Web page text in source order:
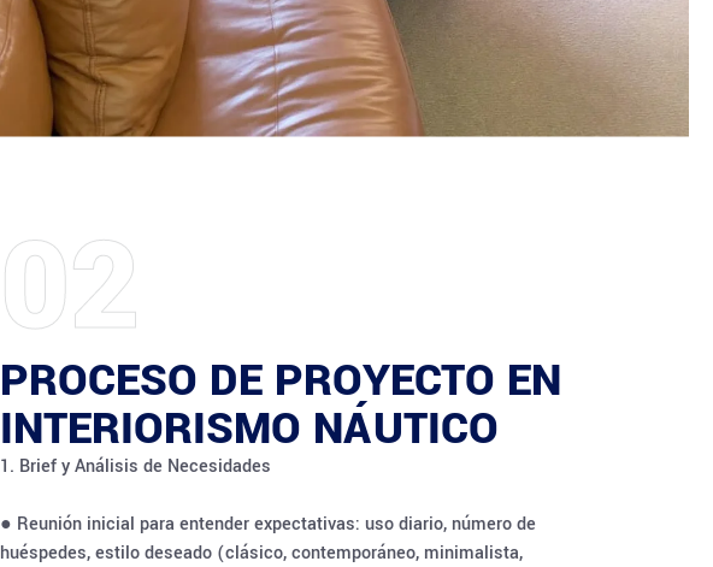
02
PROCESO DE PROYECTO EN
INTERIORISMO NÁUTICO
1. Brief y Análisis de Necesidades
● Reunión inicial para entender expectativas: uso diario, número de
huéspedes, estilo deseado (clásico, contemporáneo, minimalista,